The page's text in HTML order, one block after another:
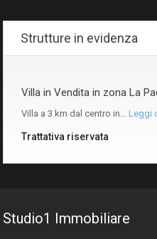
Strutture in evidenza
Villa in Vendita in zona La
Villa a 3 km dal centro in… Leggi
Trattativa riservata
Studio1 Immobiliare